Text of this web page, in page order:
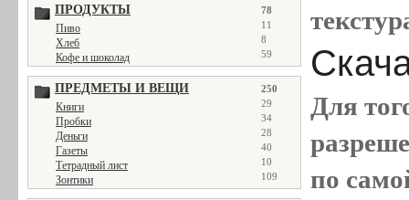
ПРОДУКТЫ 78
Пиво 11
Хлеб 8
Кофе и шоколад 59
ПРЕДМЕТЫ И ВЕЩИ 250
Книги 29
Пробки 34
Деньги 28
Газеты 40
Тетрадный лист 10
Зонтики 109
Для
по